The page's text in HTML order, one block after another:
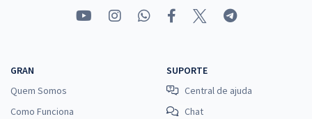
GRAN
Quem Somos
Como Funciona
SUPORTE
Central de ajuda
Chat